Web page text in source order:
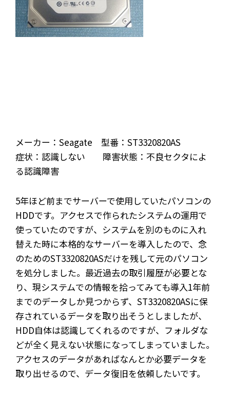
メーカー：Seagate 型番：ST3320820AS
症状：認識しない 障害状態：不良セクタによ
る認識障害
5年ほど前までサーバーで使用していたパソコンの
HDDです。アクセスで作られたシステムの運用で
使っていたのですが、システムを別のものに入れ
替えた時に本格的なサーバーを導入したので、念
のためのST3320820ASだけを残して元のパソコン
を処分しました。最近過去の取引履歴が必要とな
り、現システムでの情報を拾ってみても導入1年前
までのデータしか見つからず、ST3320820ASに保
存されているデータを取り出そうとしましたが、
HDD自体は認識してくれるのですが、フォルダな
どが全く見えない状態になってしまっていました。
アクセスのデータがあればなんとか必要データを
取り出せるので、データ復旧を依頼したいです。